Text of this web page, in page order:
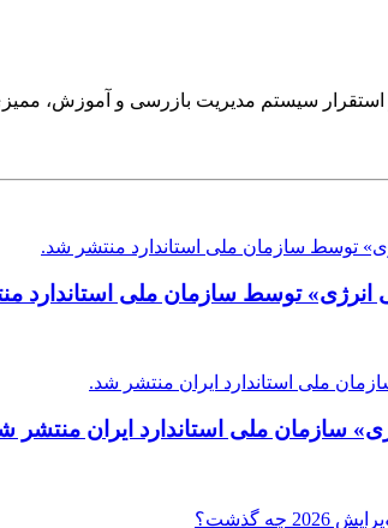
توسط سازمان ملی استاندارد
سازمان ملی استاندارد ایران منتشر